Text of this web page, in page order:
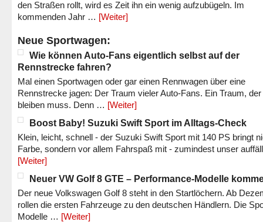
den Straßen rollt, wird es Zeit ihn ein wenig aufzubügeln. Im
kommenden Jahr … [Weiter]
Neue Sportwagen:
Wie können Auto-Fans eigentlich selbst auf der
Rennstrecke fahren?
Mal einen Sportwagen oder gar einen Rennwagen über eine
Rennstrecke jagen: Der Traum vieler Auto-Fans. Ein Traum,
bleiben muss. Denn … [Weiter]
Boost Baby! Suzuki Swift Sport im Alltags-Check
Klein, leicht, schnell - der Suzuki Swift Sport mit 140 PS bringt
Farbe, sondern vor allem Fahrspaß mit - zumindest unser
[Weiter]
Neuer VW Golf 8 GTE – Performance-Modelle
Der neue Volkswagen Golf 8 steht in den Startlöchern. Ab
rollen die ersten Fahrzeuge zu den deutschen Händlern. Die
Modelle … [Weiter]